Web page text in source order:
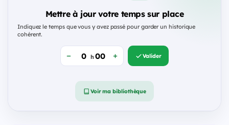
Mettre à jour votre temps sur place
Indiquez le temps que vous y avez passé pour garder un historique
cohérent.
h Valider
Voir ma bibliothèque